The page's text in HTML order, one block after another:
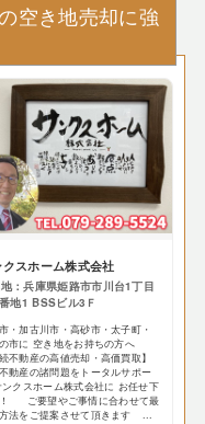
空き地売却に強
スホーム株式会社
：兵庫県姫路市市川台1丁目
地1 BSSビル3Ｆ
・加古川市・高砂市・太子町・
市に 空き地をお持ちの方へ
続不動産の高値売却・高価買取】
動産の諸問題をトータルサポー
ンクスホーム株式会社に お任せ下
ご要望やご事情に合わせて最
法をご提案させて頂きます ...